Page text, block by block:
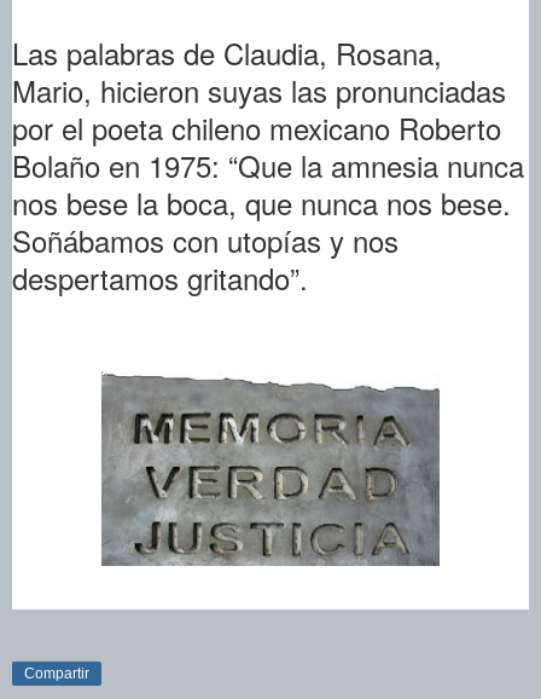
Las palabras de Claudia, Rosana,
Mario, hicieron suyas las pronunciadas
por el poeta chileno mexicano Roberto
Bolaño en 1975: “Que la amnesia nunca
nos bese la boca, que nunca nos bese.
Soñábamos con utopías y nos
despertamos gritando”.
Compartir